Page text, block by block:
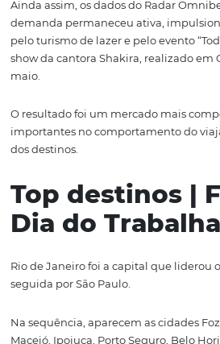
O feriado do Dia do Trabalhador
em um cenário diferente do ano
no calendário em comparação a
Ainda assim, os dados do Radar
pelo turismo de lazer e pelo
show da cantora Shakira,
maio.
O resultado foi um mercado
importantes no comportamento